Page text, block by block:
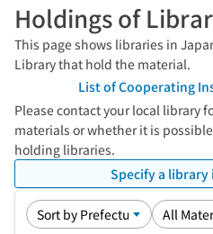
Holdings of
This page shows libraries in
Library that hold the material.
List of Cooperating
Please contact your local library
materials or whether it is
holding libraries.
Specify a library